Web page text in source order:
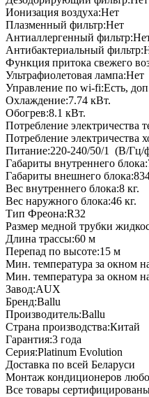
Ионизация воздуха:Нет
Плазменный фильтр:Нет
Антиаллергенный фильтр:
Антибактериальный фильтр:
Функция притока свежего
Ультрафиолетовая лампа:Нет
Управление по wi-fi:Есть,
Охлаждение:7.74 кВт.
Обогрев:8.1 кВт.
Потребление электричества
Потребление электричества
Питание:220-240/50/1
(В/Гц/
Габариты внутреннего блока:
Габариты внешнего блока:
Вес внутреннего блока:8 кг.
Вес наружного блока:46 кг.
Тип Фреона:R32
Размер медной трубки
Длина трассы:60 м
Перепад по высоте:15 м
Мин. температура за окном
Мин. температура за окном
Завод:AUX
Бренд:Ballu
Производитель:Ballu
Страна производства:Китай
Гарантия:3 года
Серия:Platinum Evolution
Доставка по всей Беларуси
Монтаж кондиционеров
Все товары